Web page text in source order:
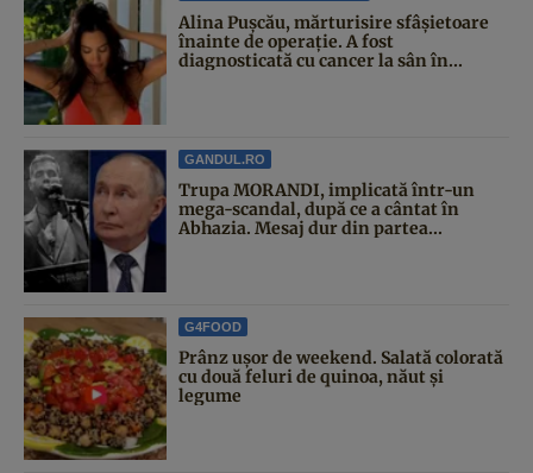
Alina Pușcău, mărturisire sfâșietoare
înainte de operație. A fost
diagnosticată cu cancer la sân în...
GANDUL.RO
Trupa MORANDI, implicată într-un
mega-scandal, după ce a cântat în
Abhazia. Mesaj dur din partea...
G4FOOD
Prânz ușor de weekend. Salată colorată
cu două feluri de quinoa, năut și
legume